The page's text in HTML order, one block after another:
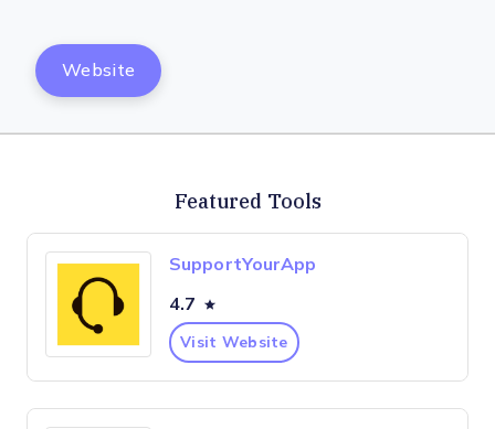
Website
Featured Tools
SupportYourApp
4.7
Visit Website